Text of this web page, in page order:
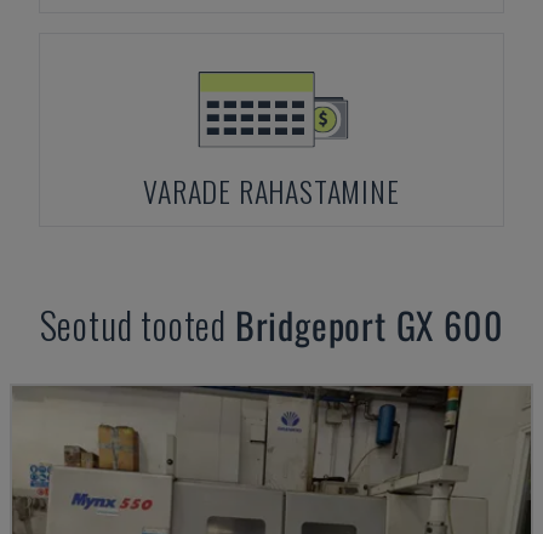
VARADE RAHASTAMINE
Seotud tooted Bridgeport GX 600